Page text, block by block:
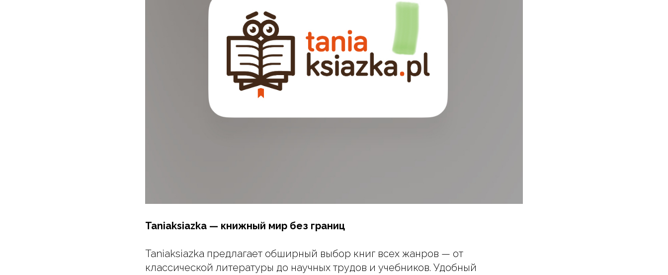
Taniaksiazka — книжный мир без границ
Taniaksiazka предлагает обширный выбор книг всех жанров — от
классической литературы до научных трудов и учебников. Удобный